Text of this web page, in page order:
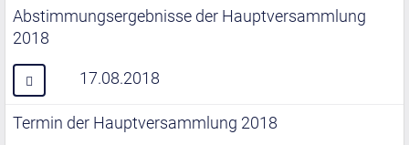
Abstimmungsergebnisse der Hauptversammlung
2018
17.08.2018
Termin der Hauptversammlung 2018